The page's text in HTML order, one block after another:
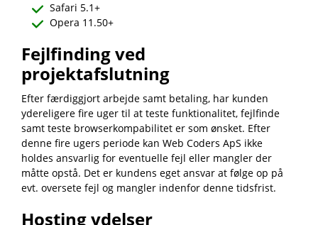
Safari 5.1+
Opera 11.50+
Fejlfinding ved
projektafslutning
Efter færdiggjort arbejde samt betaling, har kunden
ydereligere fire uger til at teste funktionalitet, fejlfinde
samt teste browserkompabilitet er som ønsket. Efter
denne fire ugers periode kan Web Coders ApS ikke
holdes ansvarlig for eventuelle fejl eller mangler der
måtte opstå. Det er kundens eget ansvar at følge op på
evt. oversete fejl og mangler indenfor denne tidsfrist.
Hosting ydelser